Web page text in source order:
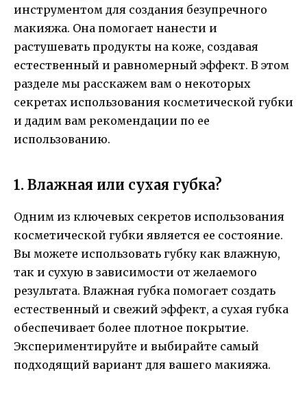
инструментом для создания безупречного
макияжа. Она помогает нанести и
растушевать продукты на коже, создавая
естественный и равномерный эффект. В этом
разделе мы расскажем вам о некоторых
секретах использования косметической губки
и дадим вам рекомендации по ее
использованию.
1. Влажная или сухая губка?
Одним из ключевых секретов использования
косметической губки является ее состояние.
Вы можете использовать губку как влажную,
так и сухую в зависимости от желаемого
результата. Влажная губка помогает создать
естественный и свежий эффект, а сухая губка
обеспечивает более плотное покрытие.
Экспериментируйте и выбирайте самый
подходящий вариант для вашего макияжа.